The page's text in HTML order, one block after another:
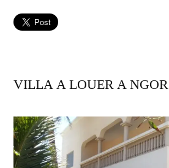
VILLA A LOUER A NGOR